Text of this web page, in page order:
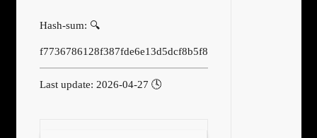
🔍 Hash-sum:
f7736786128f387fde6e13d5dcf8b5f8
🕓 Last update: 2026-04-27